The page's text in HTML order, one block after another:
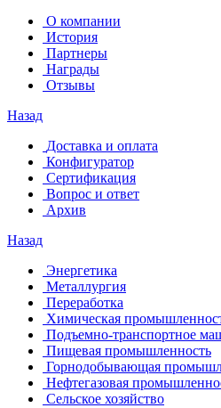
О компании
История
Партнеры
Награды
Отзывы
Назад
Доставка и оплата
Конфигуратор
Сертификация
Вопрос и ответ
Архив
Назад
Энергетика
Металлургия
Переработка
Химическая
Подъемно-транспортное
Пищевая промышленность
Горнодобывающая
Нефтегазовая
Сельское хозяйство